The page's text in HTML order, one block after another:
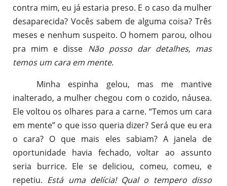
contra mim, eu já estaria preso. E o caso da mulher
desaparecida? Vocês sabem de alguma coisa? Três
meses e nenhum suspeito. O homem parou, olhou
pra mim e disse Não posso dar detalhes, mas
temos um cara em mente.
Minha espinha gelou, mas me mantive
inalterado, a mulher chegou com o cozido, náusea.
Ele voltou os olhares para a carne. “Temos um cara
em mente” o que isso queria dizer? Será que eu era
o cara? O que mais eles sabiam? A janela de
oportunidade havia fechado, voltar ao assunto
seria burrice. Ele se deliciou, comeu, comeu, e
repetiu. Está uma delícia! Qual o tempero disso